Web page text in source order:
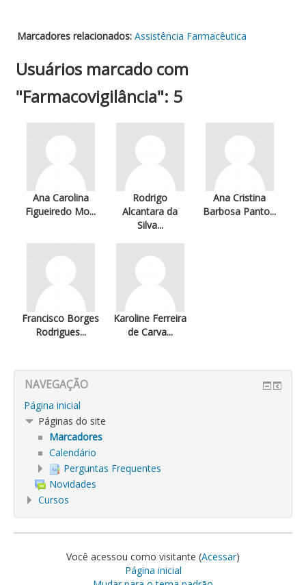
Marcadores relacionados: Assistência Farmacêutica
Usuários marcado com
"Farmacovigilância": 5
Ana Carolina
Figueiredo Mo...
Rodrigo
Alcantara da
Silva...
Ana Cristina
Barbosa Panto...
Francisco Borges
Rodrigues...
Karoline Ferreira
de Carva...
NAVEGAÇÃO
Página inicial
Páginas do site
Marcadores
Calendário
Perguntas Frequentes
Novidades
Cursos
Você acessou como visitante (Acessar)
Página inicial